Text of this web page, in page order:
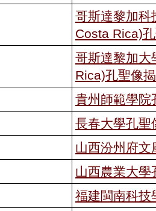
哥斯達黎加科
Costa Rica)
哥斯達黎加
Rica)孔聖像
貴州師範學院
長春大學孔聖
山西汾州府文
山西農業大學
福建閩南科技